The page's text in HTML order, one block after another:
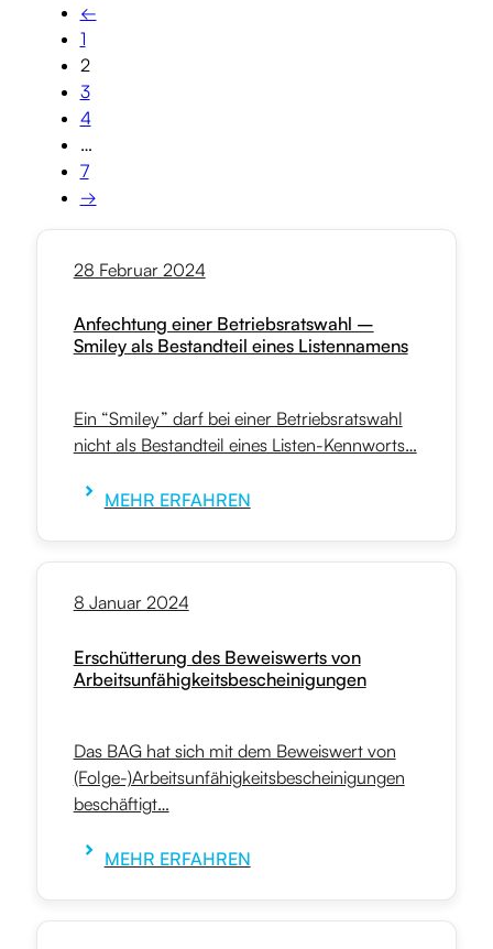
←
1
2
3
4
…
7
→
28 Februar 2024
Anfechtung einer Betriebsratswahl –
Smiley als Bestandteil eines Listennamens
Ein “Smiley” darf bei einer Betriebsratswahl
nicht als Bestandteil eines Listen-Kennworts…
MEHR ERFAHREN
8 Januar 2024
Erschütterung des Beweiswerts von
Arbeitsunfähigkeitsbescheinigungen
Das BAG hat sich mit dem Beweiswert von
(Folge-)Arbeitsunfähigkeitsbescheinigungen
beschäftigt…
MEHR ERFAHREN